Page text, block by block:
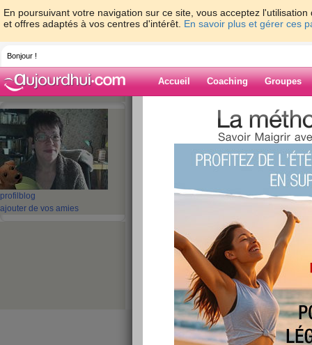
En poursuivant votre navigation sur ce site, vous acceptez
et offres adaptés à vos centres d'intérêt. En savoir plus et gérer ces
Bonjour !
Accueil Coaching Groupes
profil blog
ajouter de vos amies
> > 800 g
Blog de anick08
800 g
et oui c'est ce que j'ai perdu, je suis un peu
c'est déjà super
bon le WE a été chargé avec les enfants qui
venir vou svoir
demain je me rattrappe
gros bisous et bonne nuit je file au lit car hier